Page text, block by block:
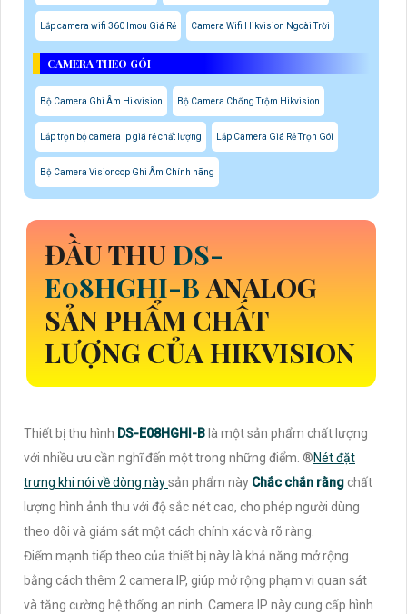
Lắp camera wifi 360 Imou Giá Rẻ Camera Wifi Hikvision Ngoài Trời
CAMERA THEO GÓI
Bộ Camera Ghi Âm Hikvision Bộ Camera Chống Trộm Hikvision
Lắp trọn bộ camera Ip giá rẻ chất lượng Lắp Camera Giá Rẻ Trọn Gói
Bộ Camera Visioncop Ghi Âm Chính hãng
ĐẦU THUDS-
E08HGHI-BANALOG
SẢN PHẨM CHẤT
LƯỢNG CỦA HIKVISION
Thiết bị thu hình DS-E08HGHI-B là một sản phẩm chất lượng
với nhiều ưu cần nghĩ đến một trong những điểm. ®️Nét đặt
trưng khi nói về dòng nàysản phẩm này Chắc chắn rằngchất
lượng hình ảnh thu với độ sắc nét cao, cho phép người dùng
theo dõi và giám sát một cách chính xác và rõ ràng.
Điểm mạnh tiếp theo của thiết bị này là khả năng mở rộng
bằng cách thêm 2 camera IP, giúp mở rộng phạm vi quan sát
và tăng cường hệ thống an ninh. Camera IP này cung cấp hình